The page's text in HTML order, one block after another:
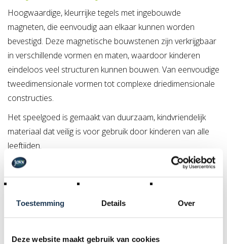
Toestemming Details Over
Deze website maakt gebruik van cookies
Hoogwaardige, kleurrijke tegels met ingebouwde
magneten, die eenvoudig aan elkaar kunnen worden
bevestigd. Deze magnetische bouwstenen zijn verkrijgbaar
in verschillende vormen en maten, waardoor kinderen
eindeloos veel structuren kunnen bouwen. Van eenvoudige
tweedimensionale vormen tot complexe driedimensionale
constructies.
Het speelgoed is gemaakt van duurzaam, kindvriendelijk
materiaal dat veilig is voor gebruik door kinderen van alle
leeftijden.
Kualitas magnetisch speelgoed is niet alleen leuk maar ook
van magneettegels helpt kinderen bij het ontwikkelen van